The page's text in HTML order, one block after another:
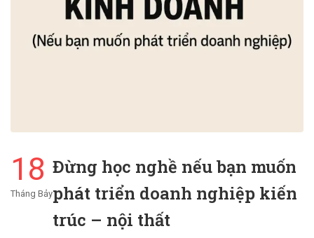
18
Tháng Bảy
Đừng học nghề nếu bạn muốn
phát triển doanh nghiệp kiến
trúc – nội thất